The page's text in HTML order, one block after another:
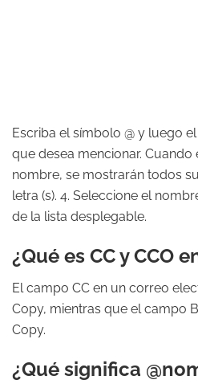
Escriba el símbolo @ y luego
que desea mencionar.
nombre, se mostrarán todos
letra (s). 4. Seleccione el
de la lista desplegable.
¿Qué es CC y CCO
El campo CC en un correo
Copy, mientras que el campo
Copy.
¿Qué significa